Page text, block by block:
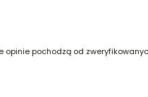
opinie pochodzą od